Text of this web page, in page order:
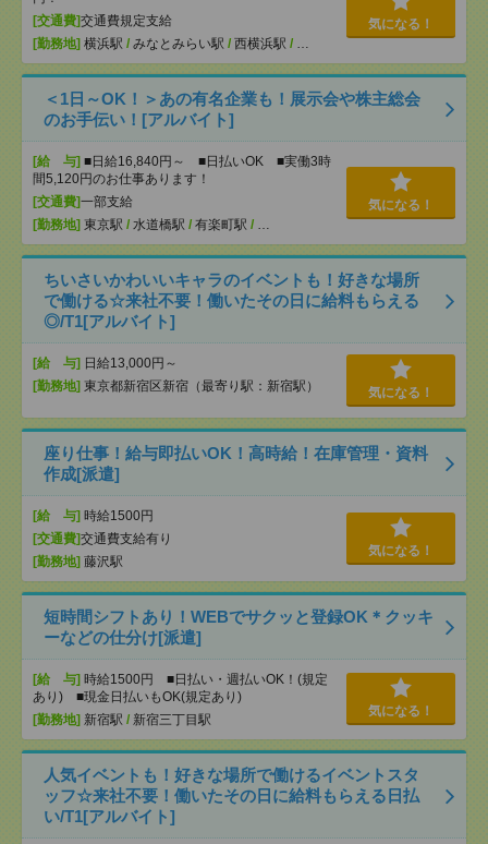
[交通費]交通費規定支給
[勤務地] 横浜駅 / みなとみらい駅 / 西横浜駅 / …
気になる！
＜1日～OK！＞あの有名企業も！展示会や株主総会
のお手伝い！[アルバイト]
[給 与] ■日給16,840円～ ■日払いOK ■実働3時
間5,120円のお仕事あります！
[交通費]一部支給
[勤務地] 東京駅 / 水道橋駅 / 有楽町駅 / …
気になる！
ちいさいかわいいキャラのイベントも！好きな場所
で働ける☆来社不要！働いたその日に給料もらえる
◎/T1[アルバイト]
[給 与] 日給13,000円～
[勤務地] 東京都新宿区新宿（最寄り駅：新宿駅） 気になる！
座り仕事！給与即払いOK！高時給！在庫管理・資料
作成[派遣]
[給 与] 時給1500円
[交通費]交通費支給有り
[勤務地] 藤沢駅
気になる！
短時間シフトあり！WEBでサクッと登録OK＊クッキ
ーなどの仕分け[派遣]
[給 与] 時給1500円 ■日払い・週払いOK！(規定
あり) ■現金日払いもOK(規定あり)
[勤務地] 新宿駅 / 新宿三丁目駅
気になる！
人気イベントも！好きな場所で働けるイベントスタ
ッフ☆来社不要！働いたその日に給料もらえる日払
い/T1[アルバイト]